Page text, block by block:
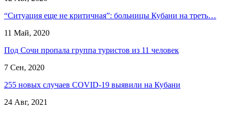
“Ситуация еще не критичная”: больницы Кубани на треть…
11 Май, 2020
Под Сочи пропала группа туристов из 11 человек
7 Сен, 2020
255 новых случаев COVID-19 выявили на Кубани
24 Авг, 2021